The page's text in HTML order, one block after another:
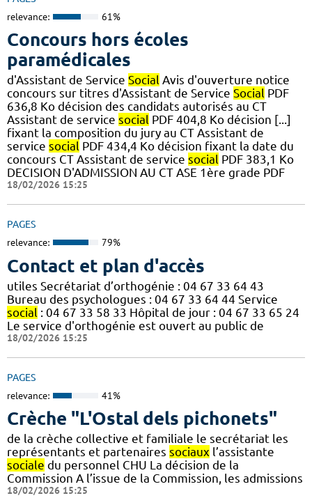
relevance: 61%
Concours hors écoles
paramédicales
d'Assistant de Service Social Avis d'ouverture notice
concours sur titres d'Assistant de Service Social PDF
636,8 Ko décision des candidats autorisés au CT
Assistant de service social PDF 404,8 Ko décision [...]
fixant la composition du jury au CT Assistant de
service social PDF 434,4 Ko décision fixant la date du
concours CT Assistant de service social PDF 383,1 Ko
DECISION D'ADMISSION AU CT ASE 1ère grade PDF
18/02/2026 15:25
PAGES
relevance: 79%
Contact et plan d'accès
utiles Secrétariat d’orthogénie : 04 67 33 64 43
Bureau des psychologues : 04 67 33 64 44 Service
social : 04 67 33 58 33 Hôpital de jour : 04 67 33 65 24
Le service d'orthogénie est ouvert au public de
18/02/2026 15:25
PAGES
relevance: 41%
Crèche "L'Ostal dels pichonets"
de la crèche collective et familiale le secrétariat les
représentants et partenaires sociaux l’assistante
sociale du personnel CHU La décision de la
Commission A l’issue de la Commission, les admissions
18/02/2026 15:25